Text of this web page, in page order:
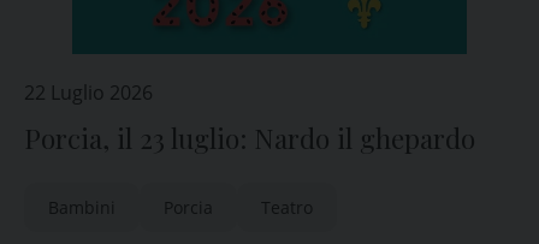
22 Luglio 2026
Porcia, il 23 luglio: Nardo il ghepardo
Bambini Porcia Teatro